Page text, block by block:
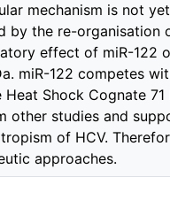
mechanism is not
by the re-organisation
effect of miR-122
miR-122 competes
Shock Cognate 71
other studies and
of HCV.
approaches.